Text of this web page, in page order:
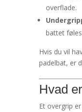
overflade.
battet
Hvis du vil
padelbat, er
Hvad
Et overgrip